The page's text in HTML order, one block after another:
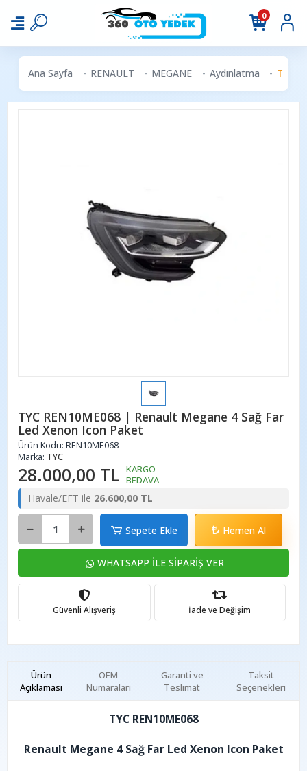
0
Ana Sayfa RENAULT MEGANE Aydınlatma TYC
TYC REN10ME068 | Renault Megane 4 Sağ Far
Led Xenon Icon Paket
Ürün Kodu: REN10ME068
Marka: TYC
28.000,00 TL KARGO
BEDAVA
Havale/EFT ile 26.600,00 TL
Sepete Ekle Hemen Al
WHATSAPP İLE SİPARİŞ VER
Güvenli Alışveriş İade ve Değişim
Ürün
Açıklaması
Garanti ve
Teslimat
Taksit
Seçenekleri
OEM
Numaraları
TYC REN10ME068
Renault Megane 4 Sağ Far Led Xenon Icon Paket